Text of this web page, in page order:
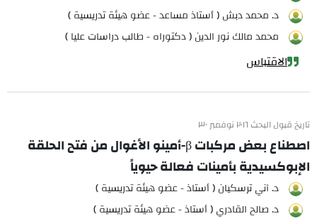
د. محمد دبش ( أستاذ مساعد - عضو هيئة تدريسية )
محمد مالك نور الدين ( دكتوراه - طالب دراسات عليا )
الاقتباس
تاريخ قبول البحث ٢٠١٦ نوفمبر ٣٠
اصطناع بعض مركبات β-أمينو الأغوال من فتح الحلقة
الإبوكسيدية بأمينات فعالة حيوياً
د. آني ترسكيان ( أستاذ - عضو هيئة تدريسية )
د. صالح القادري ( أستاذ - عضو هيئة تدريسية )